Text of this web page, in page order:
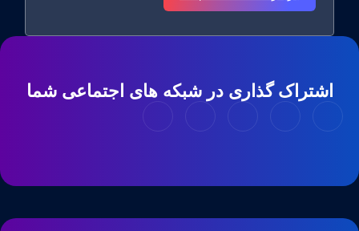
اشتراک گذاری در شبکه های اجتماعی شما